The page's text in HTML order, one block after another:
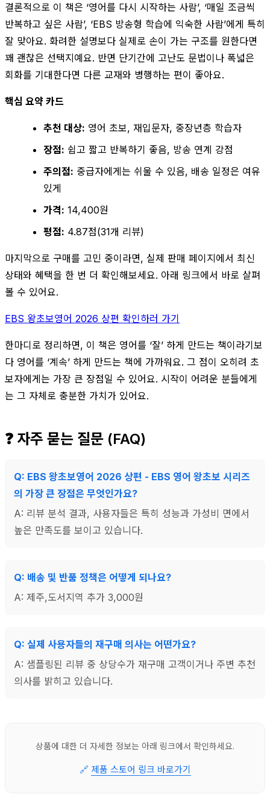
결론적으로 이 책은 ‘영어를 다시 시작하는 사람’, ‘매일 조금씩
반복하고 싶은 사람’, ‘EBS 방송형 학습에 익숙한 사람’에게 특히
잘 맞아요. 화려한 설명보다 실제로 손이 가는 구조를 원한다면
꽤 괜찮은 선택지예요. 반면 단기간에 고난도 문법이나 폭넓은
회화를 기대한다면 다른 교재와 병행하는 편이 좋아요.
핵심 요약 카드
추천 대상: 영어 초보, 재입문자, 중장년층 학습자
장점: 쉽고 짧고 반복하기 좋음, 방송 연계 강점
주의점: 중급자에게는 쉬울 수 있음, 배송 일정은 여유
있게
가격: 14,400원
평점: 4.87점(31개 리뷰)
마지막으로 구매를 고민 중이라면, 실제 판매 페이지에서 최신
상태와 혜택을 한 번 더 확인해보세요. 아래 링크에서 바로 살펴
볼 수 있어요.
EBS 왕초보영어 2026 상편 확인하러 가기
한마디로 정리하면, 이 책은 영어를 ‘잘’ 하게 만드는 책이라기보
다 영어를 ‘계속’ 하게 만드는 책에 가까워요. 그 점이 오히려 초
보자에게는 가장 큰 장점일 수 있어요. 시작이 어려운 분들에게
는 그 자체로 충분한 가치가 있어요.
❓ 자주 묻는 질문 (FAQ)
Q: EBS 왕초보영어 2026 상편 - EBS 영어 왕초보 시리즈
의 가장 큰 장점은 무엇인가요?
A: 리뷰 분석 결과, 사용자들은 특히 성능과 가성비 면에서
높은 만족도를 보이고 있습니다.
Q: 배송 및 반품 정책은 어떻게 되나요?
A: 제주,도서지역 추가 3,000원
Q: 실제 사용자들의 재구매 의사는 어떤가요?
A: 샘플링된 리뷰 중 상당수가 재구매 고객이거나 주변 추천
의사를 밝히고 있습니다.
상품에 대한 더 자세한 정보는 아래 링크에서 확인하세요.
🔗 제품 스토어 링크 바로가기